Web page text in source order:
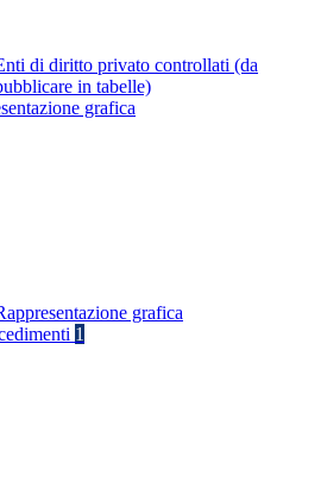
di diritto privato controllati (da
in tabelle)
grafica
grafica
1